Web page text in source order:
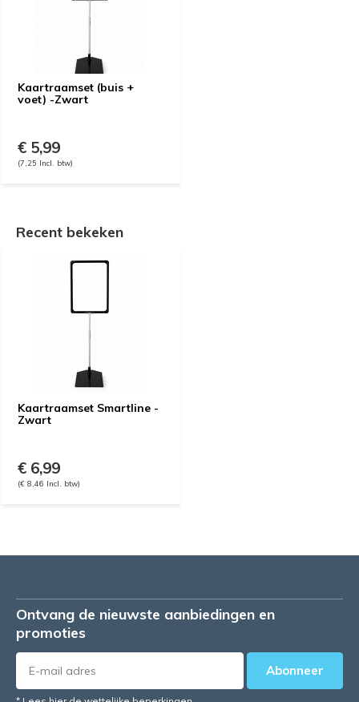
Kaartraamset (buis +
voet) -Zwart
€ 5,99
(7,25 Incl. btw)
Recent bekeken
Kaartraamset Smartline -
Zwart
€ 6,99
(€ 8,46 Incl. btw)
Ontvang de nieuwste aanbiedingen en
promoties
Abonneer